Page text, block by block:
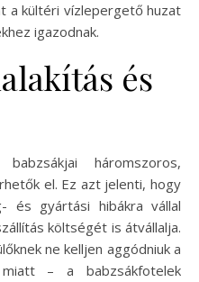
a kültéri vízlepergető huzat
igazodnak.
és
háromszoros,
el. Ez azt jelenti, hogy
és gyártási hibákra vállal
költségét is átvállalja.
ne kelljen aggódniuk a
miatt – a babzsákfotelek